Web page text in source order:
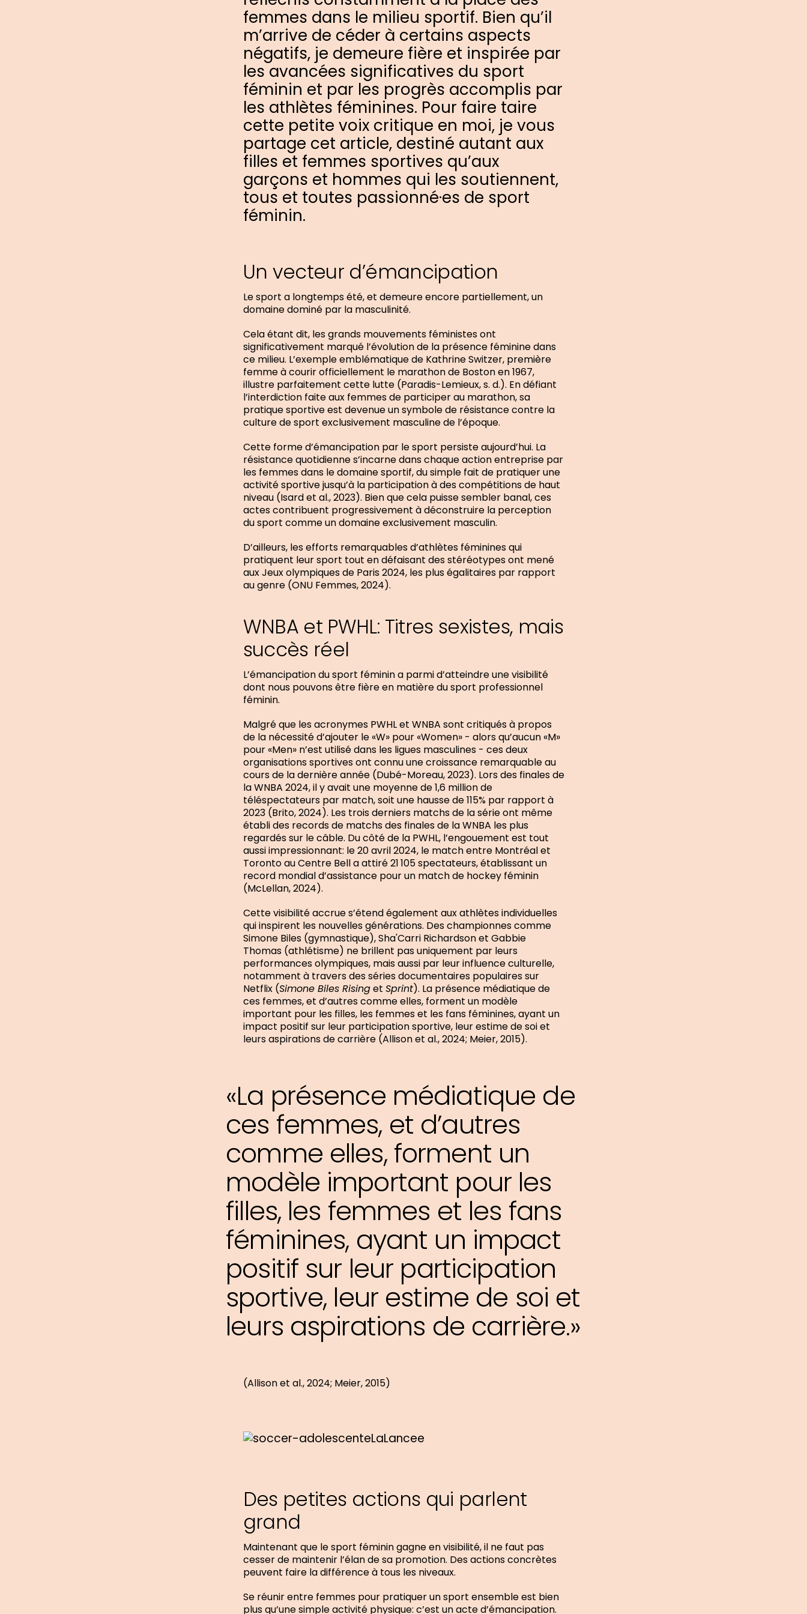
femmes dans le milieu sportif. Bien qu’il
m’arrive de céder à certains aspects
négatifs, je demeure fière et inspirée par
les avancées significatives du sport
féminin et par les progrès accomplis par
les athlètes féminines. Pour faire taire
cette petite voix critique en moi, je vous
partage cet article, destiné autant aux
filles et femmes sportives qu’aux
garçons et hommes qui les soutiennent,
tous et toutes passionné·es de sport
féminin.
Un vecteur d’émancipation
Le sport a longtemps été, et demeure encore partiellement, un
domaine dominé par la masculinité.
Cela étant dit, les grands mouvements féministes ont
significativement marqué l’évolution de la présence féminine dans
ce milieu. L’exemple emblématique de Kathrine Switzer, première
femme à courir officiellement le marathon de Boston en 1967,
illustre parfaitement cette lutte (Paradis-Lemieux, s. d.). En défiant
l’interdiction faite aux femmes de participer au marathon, sa
pratique sportive est devenue un symbole de résistance contre la
culture de sport exclusivement masculine de l’époque.
Cette forme d’émancipation par le sport persiste aujourd’hui. La
résistance quotidienne s’incarne dans chaque action entreprise par
les femmes dans le domaine sportif, du simple fait de pratiquer une
activité sportive jusqu’à la participation à des compétitions de haut
niveau (Isard et al., 2023). Bien que cela puisse sembler banal, ces
actes contribuent progressivement à déconstruire la perception
du sport comme un domaine exclusivement masculin.
D’ailleurs, les efforts remarquables d’athlètes féminines qui
pratiquent leur sport tout en défaisant des stéréotypes ont mené
aux Jeux olympiques de Paris 2024, les plus égalitaires par rapport
au genre (ONU Femmes, 2024).
WNBA et PWHL: Titres sexistes, mais
succès réel
L’émancipation du sport féminin a parmi d’atteindre une visibilité
dont nous pouvons être fière en matière du sport professionnel
féminin.
Malgré que les acronymes PWHL et WNBA sont critiqués à propos
de la nécessité d’ajouter le «W» pour «Women» - alors qu’aucun «M»
pour «Men» n’est utilisé dans les ligues masculines - ces deux
organisations sportives ont connu une croissance remarquable au
cours de la dernière année (Dubé-Moreau, 2023). Lors des finales de
la WNBA 2024, il y avait une moyenne de 1,6 million de
téléspectateurs par match, soit une hausse de 115% par rapport à
2023 (Brito, 2024). Les trois derniers matchs de la série ont même
établi des records de matchs des finales de la WNBA les plus
regardés sur le câble. Du côté de la PWHL, l’engouement est tout
aussi impressionnant: le 20 avril 2024, le match entre Montréal et
Toronto au Centre Bell a attiré 21 105 spectateurs, établissant un
record mondial d’assistance pour un match de hockey féminin
(McLellan, 2024).
Cette visibilité accrue s’étend également aux athlètes individuelles
qui inspirent les nouvelles générations. Des championnes comme
Simone Biles (gymnastique), Sha'Carri Richardson et Gabbie
Thomas (athlétisme) ne brillent pas uniquement par leurs
performances olympiques, mais aussi par leur influence culturelle,
notamment à travers des séries documentaires populaires sur
Netflix (Simone Biles Risinget Sprint). La présence médiatique de
ces femmes, et d’autres comme elles, forment un modèle
important pour les filles, les femmes et les fans féminines, ayant un
impact positif sur leur participation sportive, leur estime de soi et
leurs aspirations de carrière (Allison et al., 2024; Meier, 2015).
«La présence médiatique de
ces femmes, et d’autres
comme elles, forment un
modèle important pour les
filles, les femmes et les fans
féminines, ayant un impact
positif sur leur participation
sportive, leur estime de soi et
leurs aspirations de carrière.»
(Allison et al., 2024; Meier, 2015)
Des petites actions qui parlent
grand
Maintenant que le sport féminin gagne en visibilité, il ne faut pas
cesser de maintenir l’élan de sa promotion. Des actions concrètes
peuvent faire la différence à tous les niveaux.
Se réunir entre femmes pour pratiquer un sport ensemble est bien
plus qu’une simple activité physique: c’est un acte d’émancipation.